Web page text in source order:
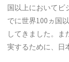
国以上においてビ
でに世界100ヵ国
してきました。ま
実するために、日